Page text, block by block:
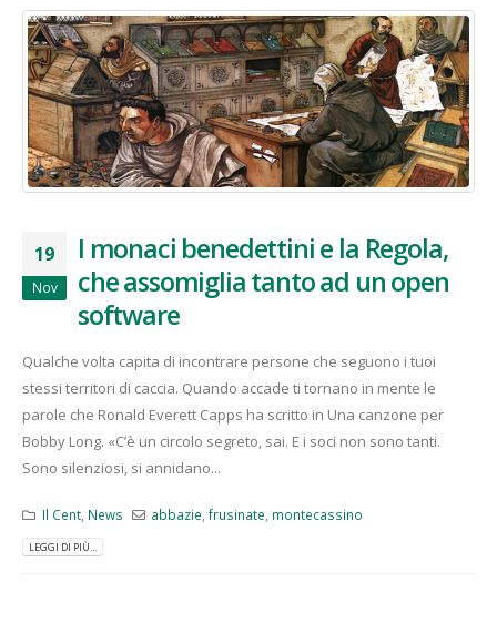
19
Nov
I monaci benedettini e la Regola,
che assomiglia tanto ad un open
software
Qualche volta capita di incontrare persone che seguono i tuoi
stessi territori di caccia. Quando accade ti tornano in mente le
parole che Ronald Everett Capps ha scritto in Una canzone per
Bobby Long. «C’è un circolo segreto, sai. E i soci non sono tanti.
Sono silenziosi, si annidano...
Il Cent, News abbazie,frusinate, montecassino
LEGGI DI PIÙ...